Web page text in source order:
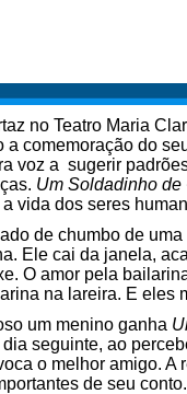
no Teatro Maria
comemoração do
voz a sugerir
Um Soldadinho de
vida dos seres
de chumbo de
Ele cai da janela,
O amor pela
na lareira. E
um menino ganha
seguinte, ao
o melhor amigo.
de seu conto.